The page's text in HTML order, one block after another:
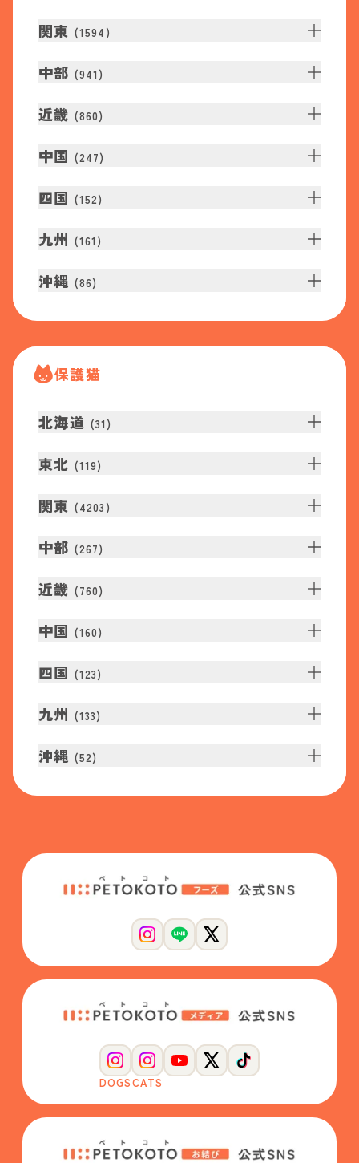
関東 (1594 )
中部 (941 )
近畿 (860)
中国 (247)
四国 (152)
九州 (161 )
沖縄 (86)
保護猫
北海道 (31 )
東北 (119)
関東 (4203 )
中部 (267)
近畿 (760)
中国 (160)
四国 (123)
九州 (133)
沖縄 (52)
DOGSCATS